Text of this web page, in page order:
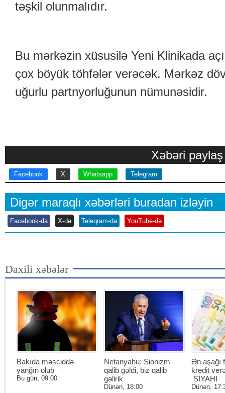
təşkil olunmalıdır.
Bu mərkəzin xüsusilə Yeni Klinikada
çox böyük töhfələr verəcək. Mərkəz
uğurlu partnyorluğunun nümunəsidir.
Xəbəri paylaş
Facebook X Whatsapp Telegram
Digər maraqlı xəbərləri buradan izləyin
Facebook-da X-də Teleqram-da YouTube-də
Daxili xəbələr
Bakıda məsciddə
yanğın olub
Bu gün, 09:00
Netanyahu: Sionizm
qalib gəldi, biz qalib
gəlirik
Dünən, 18:00
Ən aşağı
kredit
SİYAHI
Dünən,